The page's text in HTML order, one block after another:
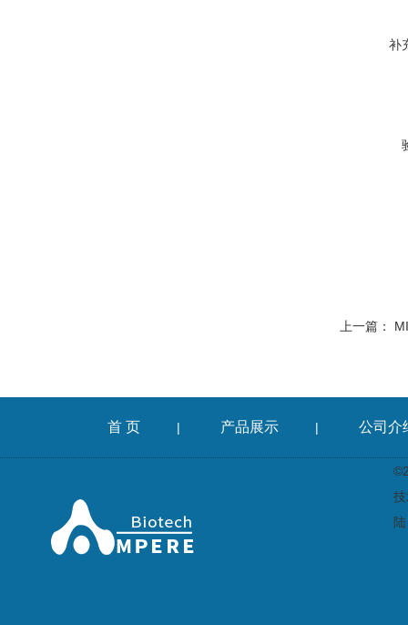
补
上一篇：
首 页 | 产品展示 | 公司介
陆